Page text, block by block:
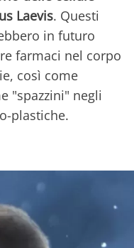
Laevis. Questi
in futuro
farmaci nel corpo
così come
"spazzini" negli
plastiche.